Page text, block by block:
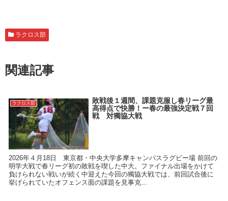
ラクロス部
関連記事
ラクロス部
敗戦後１週間、課題克服し春リーグ最
高得点で快勝！ー春の最強決定戦７回
戦 対獨協大戦
2026年４月18日 東京都・中央大学多摩キャンパスラグビー場 前回の
明学大戦で春リーグ初の敗戦を喫した中大。ファイナル出場をかけて
負けられない戦いが続く中迎えた今回の獨協大戦では、前回試合後に
挙げられていたオフェンス面の課題を見事克...